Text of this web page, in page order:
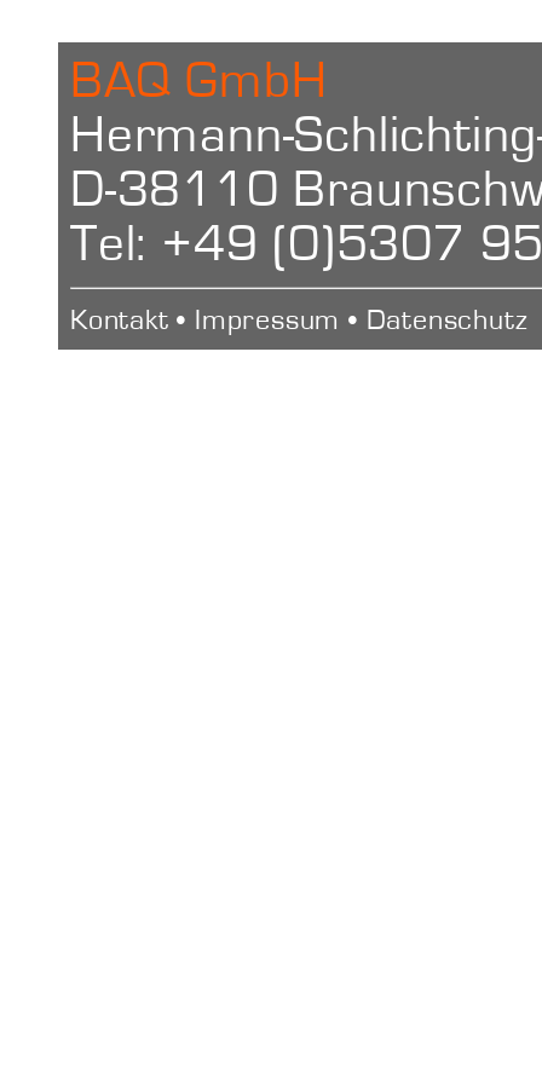
Portables
Portables
BAQ GmbH
Hermann-
D-38110
Tel: +49 (0)5307
Kontakt • Impressum • Datenschutz